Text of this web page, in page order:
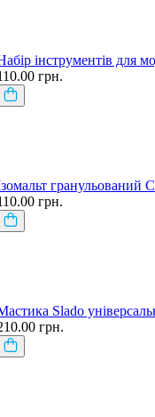
інструментів для
грн.
гранульований
грн.
Slado
грн.